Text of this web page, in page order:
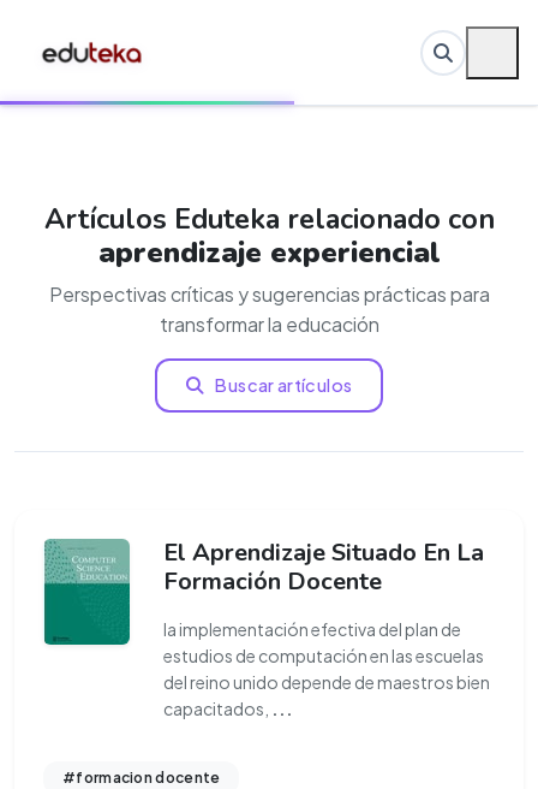
Artículos Eduteka relacionado con
aprendizaje experiencial
Perspectivas críticas y sugerencias prácticas para
transformar la educación
Buscar artículos
El Aprendizaje Situado En La
Formación Docente
la implementación efectiva del plan de
estudios de computación en las escuelas
del reino unido depende de maestros bien
capacitados, ...
#formacion docente